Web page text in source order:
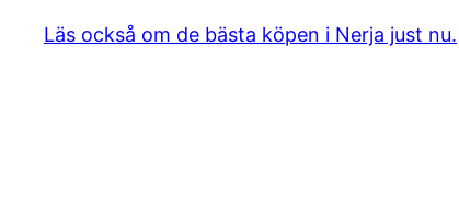
Läs också om de bästa köpen i Nerja just nu.